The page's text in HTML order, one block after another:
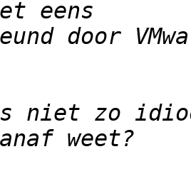
niet zo